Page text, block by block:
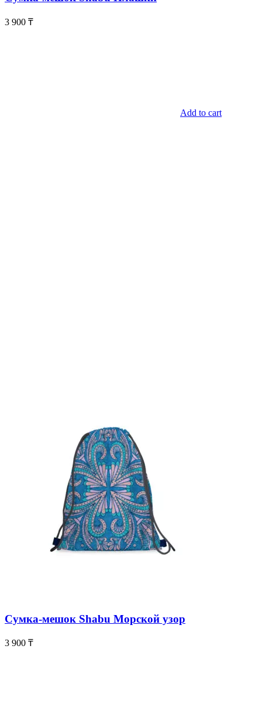
3 900 ₸
Add to cart
Сумка-мешок Shabu Морской узор
3 900 ₸